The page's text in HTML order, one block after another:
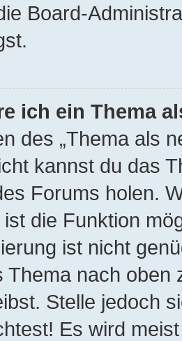
Board-
ich ein Thema
des „Thema als
kannst du das
Forums holen.
die Funktion
ist nicht
Thema nach oben
Stelle jedoch
Es wird